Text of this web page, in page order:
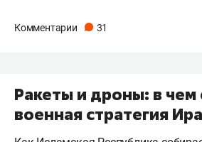
Комментарии 31
Ракеты и дроны: в чем
военная стратегия